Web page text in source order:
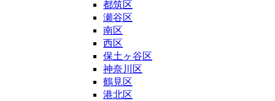
都筑区
瀬谷区
南区
西区
保土ヶ谷区
神奈川区
鶴見区
港北区